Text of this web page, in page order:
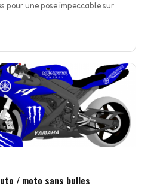
pour une pose impeccable sur
/ moto sans bulles